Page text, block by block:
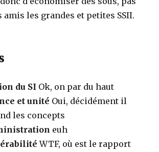
amis les grandes et petites SSII.
du SI Ok, on par du haut
et unité Oui, décidément il
les concepts
euh
WTF, où est le rapport